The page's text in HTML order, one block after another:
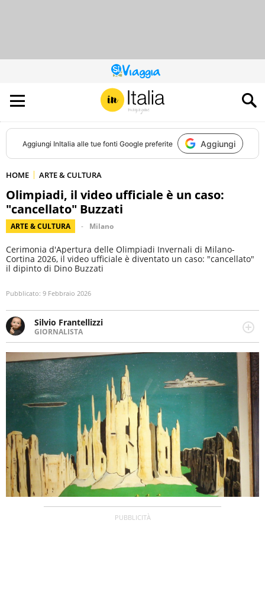
QUESTO
SITO
CONTRIBUISCE
ALL’AUDIENCE
DI
Aggiungi InItalia alle tue fonti Google preferite Aggiungi
HOME ARTE & CULTURA
Olimpiadi, il video ufficiale è un caso:
"cancellato" Buzzati
ARTE & CULTURA Milano
Cerimonia d'Apertura delle Olimpiadi Invernali di Milano-
Cortina 2026, il video ufficiale è diventato un caso: "cancellato"
il dipinto di Dino Buzzati
Pubblicato: 9 Febbraio 2026
Silvio Frantellizzi
GIORNALISTA
Giornalista pubblicista. Da oltre dieci anni si occupa di
informazione sul web, scrivendo di sport, attualità,
cronaca, motori, spettacolo e videogame.